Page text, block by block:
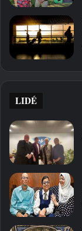
LIDÉ